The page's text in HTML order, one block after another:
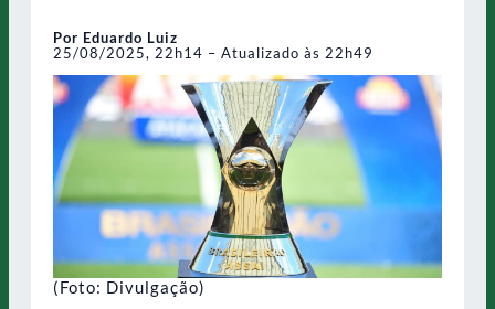
Por Eduardo Luiz
25/08/2025, 22h14 – Atualizado às 22h49
(Foto: Divulgação)